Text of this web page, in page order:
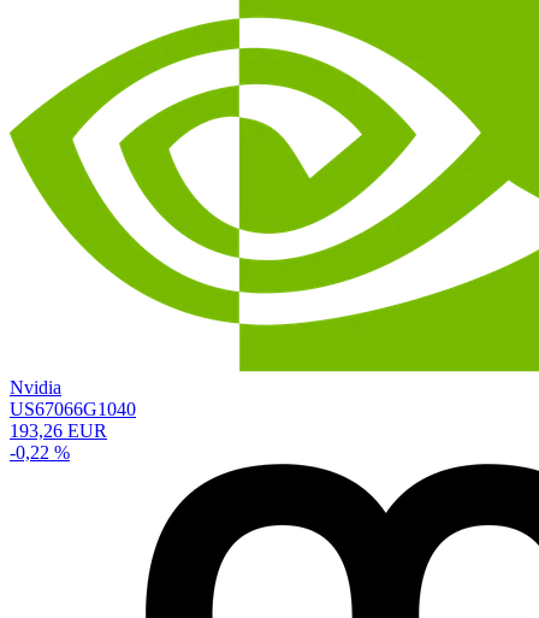
Nvidia
US67066G1040
193,26 EUR
-0,22 %